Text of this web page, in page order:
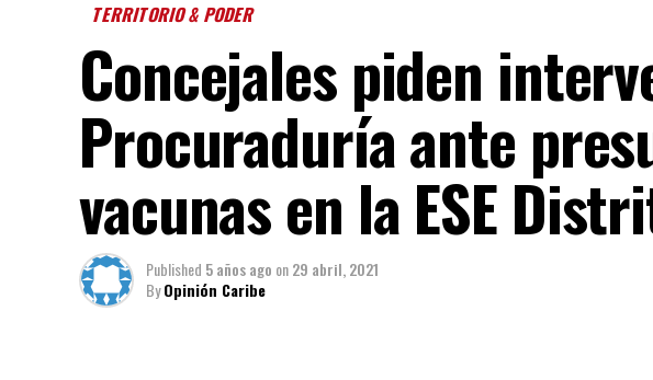
TERRITORIO & PODER
Concejales piden
Procuraduría ante
vacunas en la ESE
Published 5 años ago on29 abril, 2021
ByOpinión Caribe